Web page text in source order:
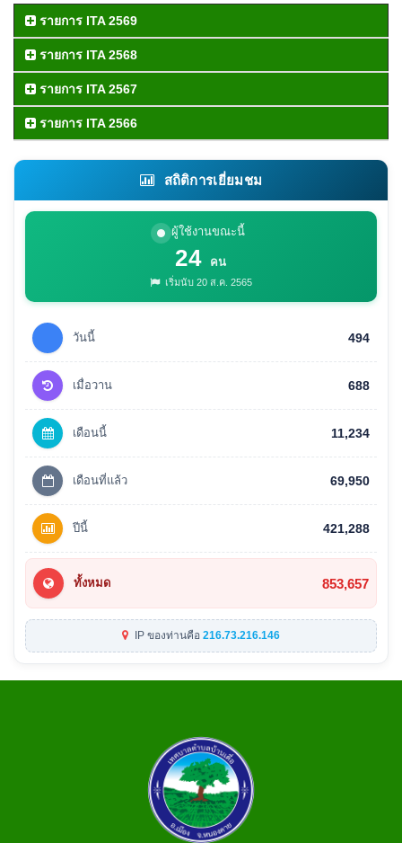
รายการ ITA 2569
รายการ ITA 2568
รายการ ITA 2567
รายการ ITA 2566
สถิติการเยี่ยมชม
ผู้ใช้งานขณะนี้
24 คน
เริ่มนับ 20 ส.ค. 2565
วันนี้ 494
เมื่อวาน 688
เดือนนี้ 11,234
เดือนที่แล้ว 69,950
ปีนี้ 421,288
ทั้งหมด 853,657
IP ของท่านคือ 216.73.216.146